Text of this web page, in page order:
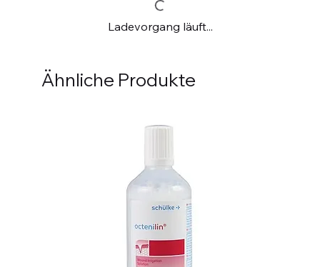
Ladevorgang läuft...
Ähnliche Produkte